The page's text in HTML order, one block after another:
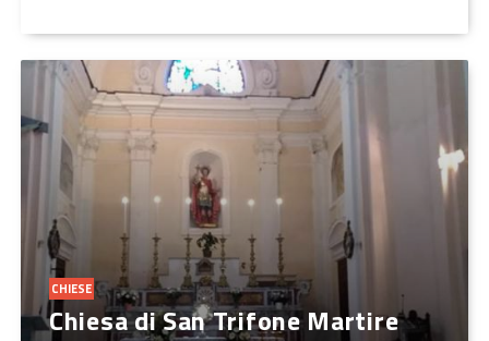
CHIESE
Chiesa di San Trifone Martire